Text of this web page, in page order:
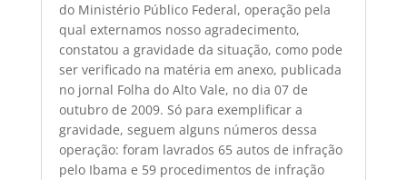
do Ministério Público Federal, operação pela
qual externamos nosso agradecimento,
constatou a gravidade da situação, como pode
ser verificado na matéria em anexo, publicada
no jornal Folha do Alto Vale, no dia 07 de
outubro de 2009. Só para exemplificar a
gravidade, seguem alguns números dessa
operação: foram lavrados 65 autos de infração
pelo Ibama e 59 procedimentos de infração